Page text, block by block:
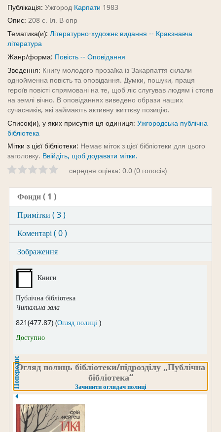
Публікація: Ужгород Карпати 1983
Опис: 208 с. Іл. В опр
Тематика(и): Літературно-художнє видання -- Краєзнавча
література
Жанр/форма: Повість -- Оповідання
Зведення: Книгу молодого прозаїка із Закарпаття склали
однойменна повість та оповідання. Думки, пошуки, праця
героїв повісті спрямовані на те, щоб ліс слугував людям і стояв
на землі вічно. В оповіданнях виведено образи наших
сучасників, які займають активну життєву позицію.
Список(и), у яких присутня ця одиниця: Ужгородська публічна
бібліотека
Мітки з цієї бібліотеки: Немає міток з цієї бібліотеки для цього
заголовку. Ввійдіть, щоб додавати мітки.
середня оцінка: 0.0 (0 голосів)
Фонди( 1 )
Примітки ( 3 )
Коментарі ( 0 )
Зображення
Книги
Публічна бібліотека
Читальна зала
821(477.87) (Огляд полиці(Відкривається нижче)
)
Доступно
Огляд полиць бібліотеки/підрозділу „Публічна
бібліотека“
Зачинити оглядач полиці(Зачинити оглядач полиці)
Попереднє